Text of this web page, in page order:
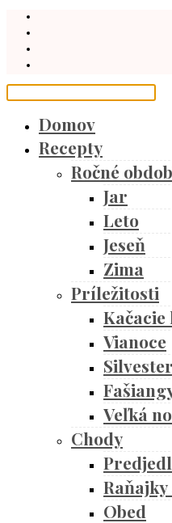
Domov
Recepty
Ročné
Jar
Leto
Jeseň
Zima
Príležitosti
Kačacie
Vianoce
Silvester
Veľká
Chody
Obed